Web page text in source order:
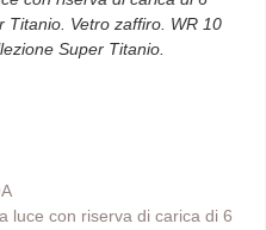
Titanio. Vetro zaffiro. WR 10
Super Titanio.
luce con riserva di carica di 6